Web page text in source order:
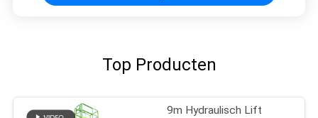
Top Producten
9m Hydraulisch Lift